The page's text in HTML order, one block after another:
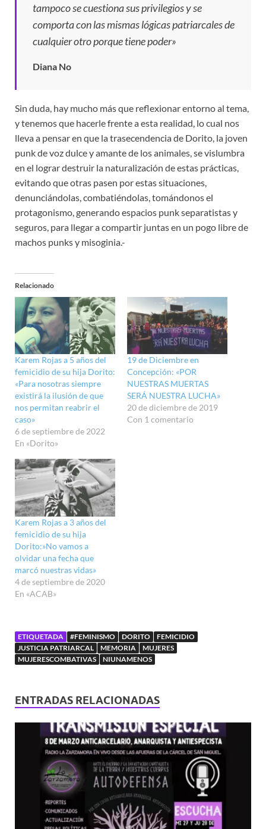
tampoco se cuestiona sus privilegios y se
comporta con las mismas lógicas patriarcales de
cualquier otro porque tiene poder»
Diana No
Sin duda, hay mucho más que reflexionar entorno al tema,
y tenemos que hacerle frente a esta realidad, lo cual nos
lleva a pensar en que la trasecendencia de Dorito, la joven
punk de voz dulce y amante de los animales, se vislumbra
en el lograr destruir la naturalización de estas prácticas,
evitando que otras pasen por estas situaciones,
denunciándolas, combatiéndolas, tomándonos el
protagonismo, generando espacios punk separatistas y
seguros, para llegar a compartir juntas en un pogo libre de
machos punks y misoginia.-
Relacionado
Karem Rojas a 5 años del
femicidio de su hija Dorito:
«Para nosotras siempre
existirá la ilusión de que
nos permitan reabrir el
caso»
6 de septiembre de 2022
En «Dorito»
19 de Diciembre en
Concepción: «POR
NUESTRAS MUERTAS
SERÁ NUESTRA LUCHA»
20 de diciembre de 2019
Con 1 comentario
Karem Rojas a 3 años del
femicidio de su hija
Dorito:»No vamos a
olvidar una fecha que
marcó nuestras vidas»
4 de septiembre de 2020
En «ACAB»
ETIQUETADA #FEMINISMO DORITO
FEMICIDIO
JUSTICIA PATRIARCAL
MEMORIA
MUJERES
MUJERESCOMBATIVAS
NIUNAMENOS
ENTRADAS RELACIONADAS